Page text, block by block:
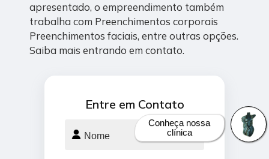
apresentado, o empreendimento também
trabalha com Preenchimentos corporais
Preenchimentos faciais, entre outras opções.
Saiba mais entrando em contato.
Entre em Contato
Conheça nossa
clínica